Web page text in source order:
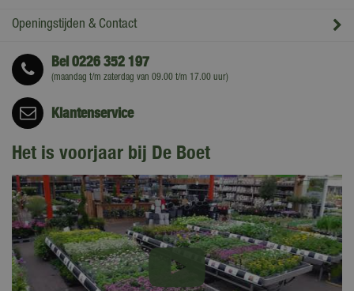
Openingstijden & Contact
Bel0226 352 197
(maandag t/m zaterdag van 09.00 t/m 17.00 uur)
Klantenservice
Het is voorjaar bij De Boet